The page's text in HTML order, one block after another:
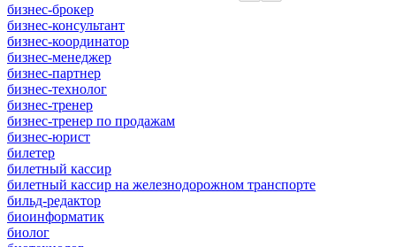
бизнес-брокер
бизнес-консультант
бизнес-координатор
бизнес-менеджер
бизнес-партнер
бизнес-технолог
бизнес-тренер
бизнес-тренер по продажам
бизнес-юрист
билетер
билетный кассир
билетный кассир на железнодорожном транспорте
бильд-редактор
биоинформатик
биолог